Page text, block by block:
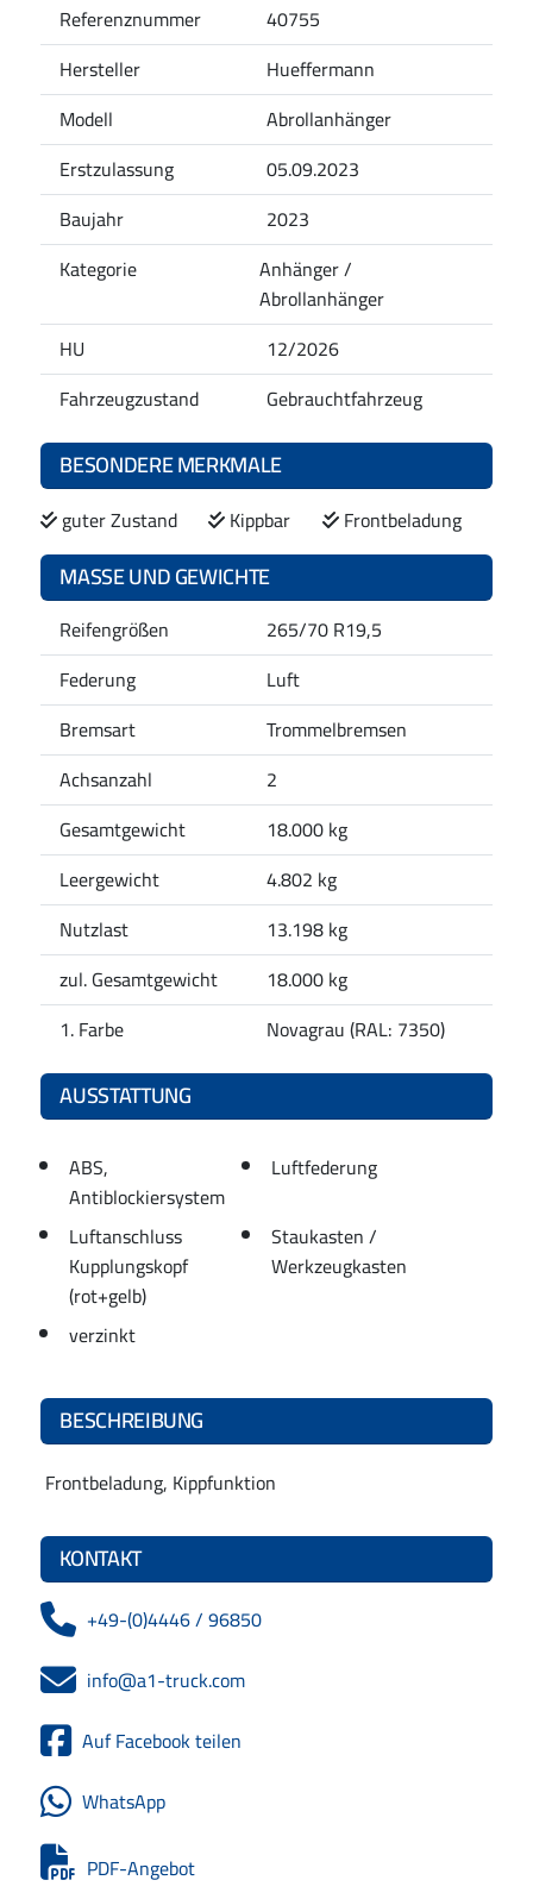
Referenznummer
40755
Hersteller
Hueffermann
Modell
Abrollanhänger
Erstzulassung
05.09.2023
Baujahr
2023
Kategorie
Anhänger /
Abrollanhänger
HU
12/2026
Fahrzeugzustand
Gebrauchtfahrzeug
BESONDERE MERKMALE
guter Zustand Kippbar Frontbeladung
MASSE UND GEWICHTE
Reifengrößen
265/70 R19,5
Federung
Luft
Bremsart
Trommelbremsen
Achsanzahl
2
Gesamtgewicht
18.000 kg
Leergewicht
4.802 kg
Nutzlast
13.198 kg
zul. Gesamtgewicht
18.000 kg
1. Farbe
Novagrau (RAL: 7350)
AUSSTATTUNG
ABS,
Antiblockiersystem
Luftfederung
Luftanschluss
Kupplungskopf
(rot+gelb)
Staukasten /
Werkzeugkasten
verzinkt
BESCHREIBUNG
Frontbeladung, Kippfunktion
KONTAKT
+49-(0)4446 / 96850
info@a1-truck.com
Auf Facebook teilen
WhatsApp
PDF-Angebot